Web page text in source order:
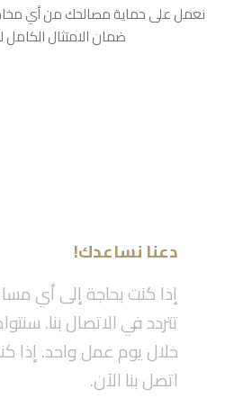
نعمل على حماية مصالحك من أي
ضمان الامتثال الكامل
دعنا نساعدك!
إذا كنت بحاجة إلى أي
تتردد في الاتصال بنا.
خلال يوم عمل واحد. إذا
اتصل بنا الآن.